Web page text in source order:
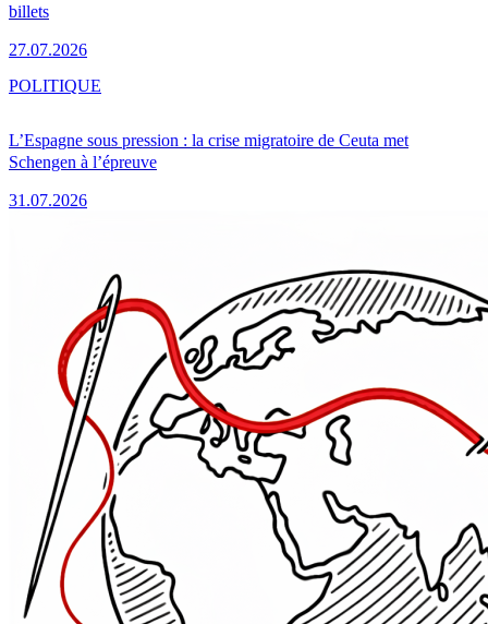
billets
27.07.2026
L’Espagne sous pression : la crise migratoire de Ceuta met
Schengen à l’épreuve
31.07.2026
POLITIQUE